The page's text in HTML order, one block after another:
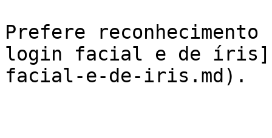
Prefere
login facial e de